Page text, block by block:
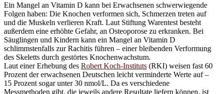
Ein Mangel an Vitamin D kann bei Erwachsenen schwerwiegende
Folgen haben: Die Knochen verformen sich, Schmerzen treten auf
und die Muskeln verlieren Kraft. Laut Stiftung Warentest besteht
außerdem eine erhöhte Gefahr, an Osteoporose zu erkranken. Bei
Säuglingen und Kindern kann ein Mangel an Vitamin D
schlimmstenfalls zur Rachitis führen – einer bleibenden Verformung
des Skeletts durch gestörtes Knochenwachstum.
Laut einer Erhebung des Robert Koch-Instituts (RKI) weisen fast 60
Prozent der erwachsenen Deutschen leicht verminderte Werte auf –
15 Prozent sogar unter 30 nmol/L. Da es verschiedene
Messmethoden gibt, die jeweils andere Resultate liefern können, ist